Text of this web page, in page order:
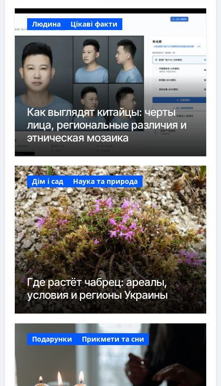
Людина Цікаві факти
Как выглядят китайцы: черты
лица, региональные различия и
этническая мозаика
Дім і сад Наука та природа
Где растёт чабрец: ареалы,
условия и регионы Украины
Подарунки Прикмети та сни